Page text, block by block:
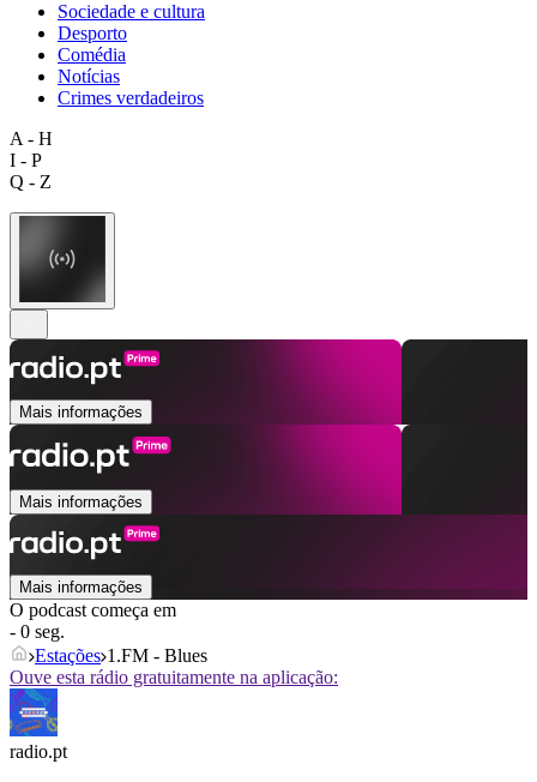
Sociedade e cultura
Desporto
Comédia
Notícias
Crimes verdadeiros
A - H
I - P
Q - Z
Mais informações
Mais informações
Mais informações
O podcast começa em
- 0 seg.
Estações 1.FM - Blues
Ouve esta rádio gratuitamente na aplicação:
radio.pt